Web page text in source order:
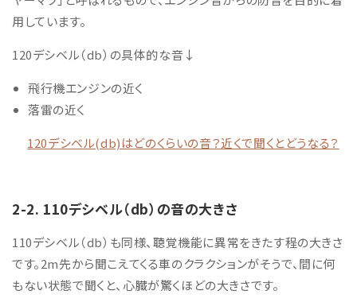
用しています。
120デシベル（db）の具体的な音↓
飛行機エンジンの近く
落雷の近く
120デシベル(db)はどのくらいの音？近くで聞くとどうなる？
2-2. 110デシベル（db）の音の大きさ
110デシベル（db）も同様、聴覚機能に異常をきたす程の大きさ
です。2m先から聞こえてくる車のクラクションがそうで、間に何
もない状態で聞くと、心臓が驚くほどの大きさです。